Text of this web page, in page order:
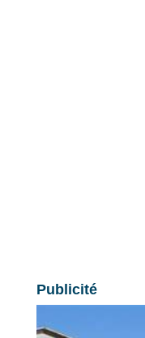
Publicité